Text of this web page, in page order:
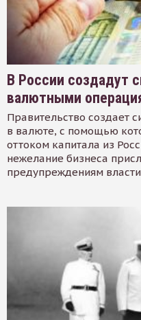
В России создадут
валютными
Правительство создает
в валюте, с помощью
оттоком капитала из
нежелание бизнеса
предупреждениям власти